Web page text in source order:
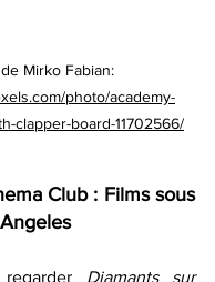
Mirko Fabian:
photo/academy-
clapper-board-11702566/
Club : Films sous
regarder Diamants sur